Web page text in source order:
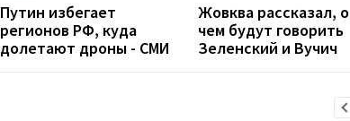
Путин избегает
регионов РФ, куда
долетают дроны - СМИ
Жовква рассказал, о
чем будут говорить
Зеленский и Вучич